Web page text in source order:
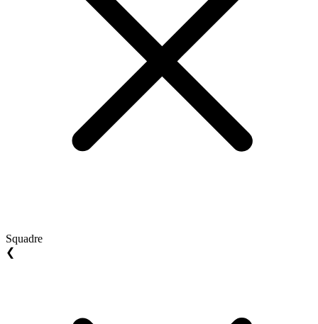
Squadre
❮